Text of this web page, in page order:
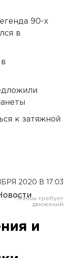
90-х
в
к затяжной
2020 В 17:03
и